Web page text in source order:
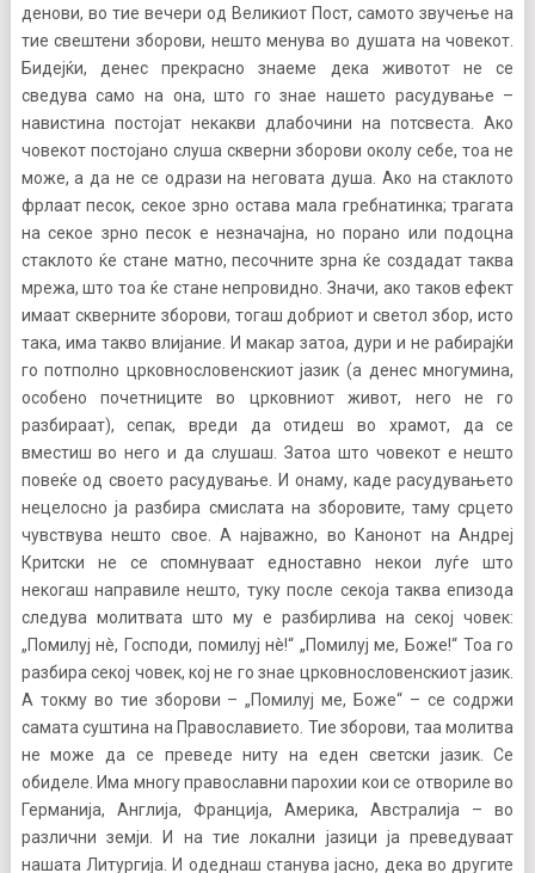
денови, во тие вечери од Великиот Пост, самото звучење на
тие свештени зборови, нешто менува во душата на човекот.
Бидејќи, денес прекрасно знаеме дека животот не се
сведува само на она, што го знае нашето расудување –
навистина постојат некакви длабочини на потсвеста. Ако
човекот постојано слуша скверни зборови околу себе, тоа не
може, а да не се одрази на неговата душа. Ако на стаклото
фрлаат песок, секое зрно остава мала гребнатинка; трагата
на секое зрно песок е незначајна, но порано или подоцна
стаклото ќе стане матно, песочните зрна ќе создадат таква
мрежа, што тоа ќе стане непровидно. Значи, ако таков ефект
имаат скверните зборови, тогаш добриот и светол збор, исто
така, има такво влијание. И макар затоа, дури и не рабирајќи
го потполно црковнословенскиот јазик (а денес многумина,
особено почетниците во црковниот живот, него не го
разбираат), сепак, вреди да отидеш во храмот, да се
вместиш во него и да слушаш. Затоа што човекот е нешто
повеќе од своето расудување. И онаму, каде расудувањето
нецелосно ја разбира смислата на зборовите, таму срцето
чувствува нешто свое. А најважно, во Канонот на Андреј
Критски не се спомнуваат едноставно некои луѓе што
некогаш направиле нешто, туку после секоја таква епизода
следува молитвата што му е разбирлива на секој човек:
„Помилуј нè, Господи, помилуј нè!“ „Помилуј ме, Боже!“ Тоа го
разбира секој човек, кој не го знае црковнословенскиот јазик.
А токму во тие зборови – „Помилуј ме, Боже“ – се содржи
самата суштина на Православието. Тие зборови, таа молитва
не може да се преведе ниту на еден светски јазик. Се
обиделе. Има многу православни парохии кои се отвориле во
Германија, Англија, Франција, Америка, Австралија – во
различни земји. И на тие локални јазици ја преведуваат
нашата Литургија. И одеднаш станува јасно, дека во другите